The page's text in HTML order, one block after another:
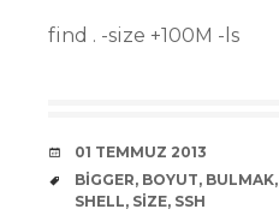
find . -size +100M -ls
DATE
01 TEMMUZ 2013
TAGS
BIGGER, BOYUT, BULMAK,
SHELL, SIZE, SSH